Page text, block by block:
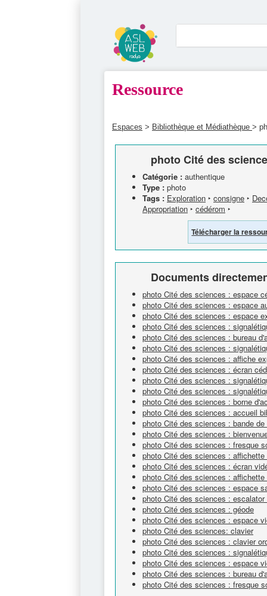
Ressource
Espaces > Bibliothèque et Médiathèque >
photo Cité des
Catégorie : authentique
Type : photo
Tags : Exploration ‣ consigne ‣
Appropriation ‣ cédérom ‣
Télécharger la
Documents
photo Cité des sciences : espace
photo Cité des sciences : espace
photo Cité des sciences : espace
photo Cité des sciences :
photo Cité des sciences : bureau
photo Cité des sciences :
photo Cité des sciences : affiche
photo Cité des sciences : écran
photo Cité des sciences :
photo Cité des sciences :
photo Cité des sciences : borne
photo Cité des sciences : accueil
photo Cité des sciences : bande
photo Cité des sciences :
photo Cité des sciences : fresque
photo Cité des sciences :
photo Cité des sciences : écran
photo Cité des sciences :
photo Cité des sciences : espace
photo Cité des sciences :
photo Cité des sciences : géode
photo Cité des sciences : espace
photo Cité des sciences: clavier
photo Cité des sciences : clavier
photo Cité des sciences :
photo Cité des sciences : espace
photo Cité des sciences : bureau
photo Cité des sciences : fresque